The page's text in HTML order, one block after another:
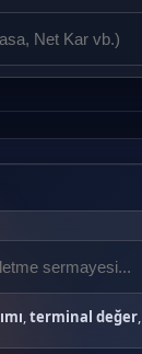
,terminal değer,